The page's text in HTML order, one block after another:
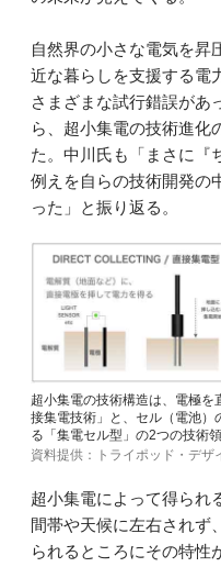
自然界の小さな電気を昇
近な暮らしを支援する電
さまざまな試行錯誤があ
ら、超小集電の技術進化
た。中川氏も「まさに『
例えを自らの技術開発の
った」と振り返る。
超小集電の技術構造は、電極
接集電技術」と、セル（電池）
る「集電セル型」の2つの技術
資料提供：トライポッド・デザ
超小集電によって得られ
間帯や天候に左右されず
られるところにその特性